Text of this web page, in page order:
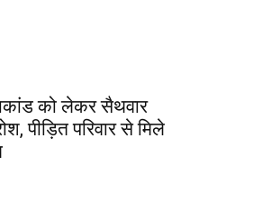
को लेकर सैथवार
पीड़ित परिवार से मिले